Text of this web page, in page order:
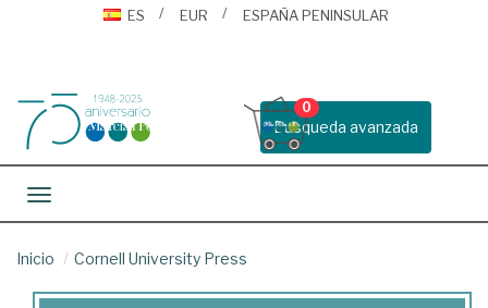
ES
EUR ESPAÑA PENINSULAR
Busqueda avanzada
0
Toggle navigation
Inicio Cornell University Press